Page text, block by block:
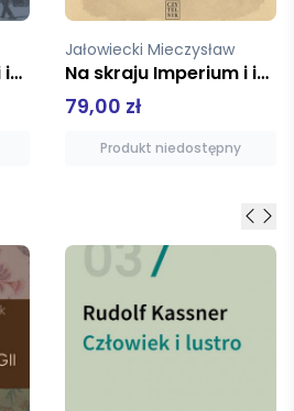
Na skraju Imperium i inne wspomnienia
Jałowiecki Mieczysław
Na skraju Imperium i inne wspomnienia
79,00 zł
Produkt niedostępny